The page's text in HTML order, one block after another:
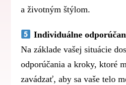
a životným štýlom.
Individuálne
Na základe vašej situácie
odporúčania a kroky, ktoré
zavádzať, aby sa vaše telo